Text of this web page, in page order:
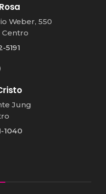
Weber, 550
Centro
5191
Jung
1040